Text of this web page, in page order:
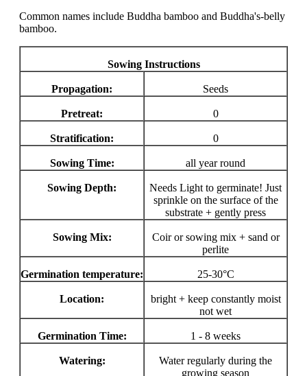
Common names include Buddha bamboo and Buddha's-belly
bamboo.
Sowing Instructions
Propagation: Seeds
Pretreat: 0
Stratification: 0
Sowing Time: all year round
Sowing Depth:
Needs Light to germinate! Just
sprinkle on the surface of the
substrate + gently press
Sowing Mix:
Coir or sowing mix + sand or
perlite
Germination temperature: 25-30°C
Location:
bright + keep constantly moist
not wet
Germination Time: 1 - 8 weeks
Watering:
Water regularly during the
growing season